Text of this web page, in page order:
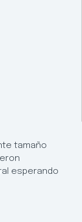
tamaño
esperando